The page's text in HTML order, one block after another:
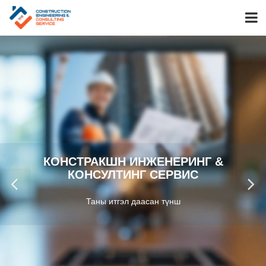
КОНСТРАКШН ИНЖЕНЕРИНГ &
КОНСУЛТИНГ СЕРВИС
Таны итгэл даасан түнш